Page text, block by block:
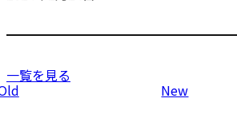
投
稿
一覧を見る
New